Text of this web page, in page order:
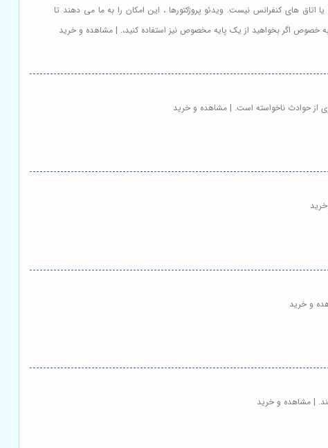
اتاق های کنفرانس نیست. ویدئو پروژکتورها ، این امکان را به ما می دهند تا
خصوص اگر بخواهید از یک پایه مخصوص نیز استفاده کنید،. | مشاهده و خرید
از حوادث ناخواسته است. | مشاهده و خرید
و خرید
| مشاهده و خرید